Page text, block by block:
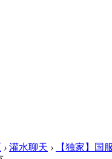
› 灌水聊天 ›
【独家】国